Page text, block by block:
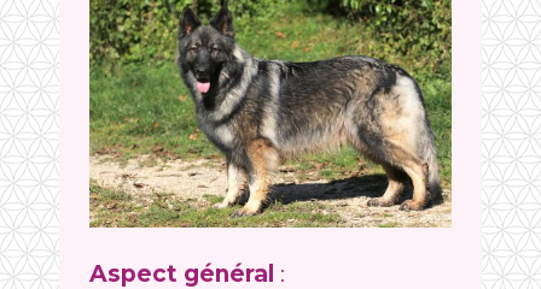
Aspect général :